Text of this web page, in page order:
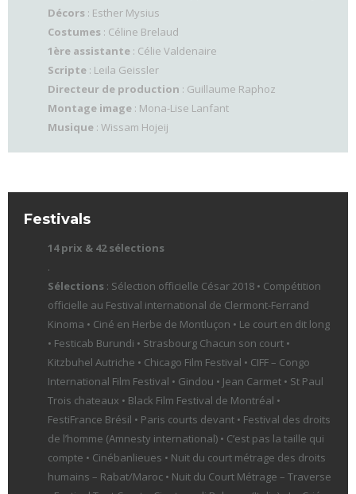
Décors : Esther Mysius
Costumes : Céline Brelaud
1ère assistante : Célie Valdenaire
Scripte : Leila Geissler
Directeur de production : Guillaume Raphoz
Montage image : Mona-Lise Lanfant
Musique : Wissam Hojeij
Festivals
14 prix & 42 sélections
.
Sélections : Sélection officielle César 2018 • Compétition
officielle au Festival international de Clermont-Ferrand
Kinoma • Ciné en Herbe de Montluçon • Le court en dit long
• Festicab Burundi • Strasbourg Chacun son court •
Kitzbuhel Autriche • Chicago Film Festival • CIFF – Congo
International Film Festival • Gindou • Jean Carmet • St Paul
Trois chateaux • Black Film Festival de Montréal •
FestiFrance Brésil • Paris courts devant • Festival des droits
de l’homme (Amnesty international) • C’est pas la taille qui
compte • Cinébanlieues • Nuit du court métrage des droits
humains – Rabat/Maroc • Nuit du Court Métrage – Traverse